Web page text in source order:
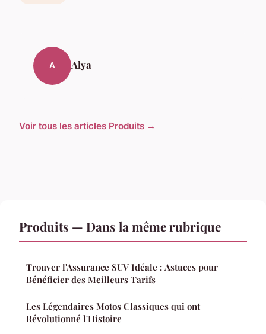
A Alya
Voir tous les articles Produits →
Produits — Dans la même rubrique
Trouver l'Assurance SUV Idéale : Astuces pour
Bénéficier des Meilleurs Tarifs
Les Légendaires Motos Classiques qui ont
Révolutionné l'Histoire